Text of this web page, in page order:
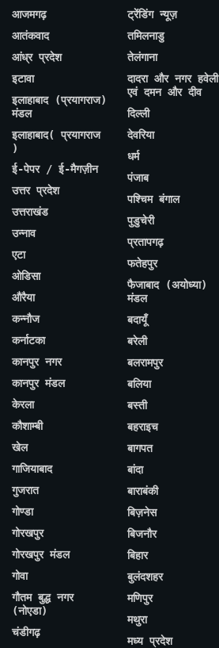
आजमगढ़
आतंकवाद
आंध्र प्रदेश
इटावा
इलाहाबाद (प्रयागराज)
मंडल
इलाहाबाद( प्रयागराज
)
ई-पेपर / ई-मैगज़ीन
उत्तर प्रदेश
उत्तराखंड
उन्नाव
एटा
ओडिसा
औरैया
कन्नौज
कर्नाटका
कानपुर नगर
कानपुर मंडल
केरला
कौशाम्बी
खेल
गाजियाबाद
गुजरात
गोण्डा
गोरखपुर
गोरखपुर मंडल
गोवा
गौतम बुद्ध नगर
(नोएडा)
चंडीगढ़
ट्रेंडिंग न्यूज़
तमिलनाडु
तेलंगाना
दादरा और नगर हवेली
एवं दमन और दीव
दिल्ली
देवरिया
धर्म
पंजाब
पश्चिम बंगाल
पुडुचेरी
प्रतापगढ़
फतेहपुर
फैजाबाद (अयोध्या)
मंडल
बदायूँ
बरेली
बलरामपुर
बलिया
बस्ती
बहराइच
बागपत
बांदा
बाराबंकी
बिज़नेस
बिजनौर
बिहार
बुलंदशहर
मणिपुर
मथुरा
मध्य प्रदेश